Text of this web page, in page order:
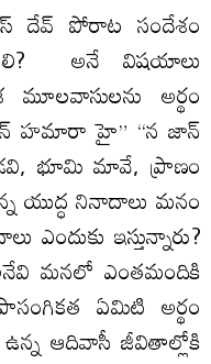
దేవ్ పోరాట సందేశం
అనే విషయాలు
అర్థం
హమారా హై” “న జాన్
భూమి మావే, ప్రాణం
యుద్ధ నినాదాలు మనం
ఇస్తున్నారు?
మనలో ఎంతమందికి
ఏమిటి అర్థం
ఆదివాసీ జీవితాల్లోకి